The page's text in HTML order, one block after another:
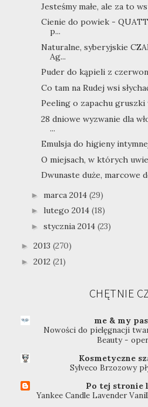
Jesteśmy małe, ale za to
Cienie do powiek -
p...
Naturalne, syberyjskie
Ag...
Puder do kąpieli z
Co tam na Rudej wsi
Peeling o zapachu gruszki
28 dniowe wyzwanie dla
...
Emulsja do higieny
O miejsach, w których
Dwunaste duże, marcowe
► marca 2014 (29)
► lutego 2014 (18)
► stycznia 2014 (23)
► 2013 (270)
► 2012 (21)
CHĘTNIE
me & my
Nowości do pielęgnacji
Beauty -
Kosmetyczne
Sylveco Brzozowy
Po tej stronie
Yankee Candle Lavender